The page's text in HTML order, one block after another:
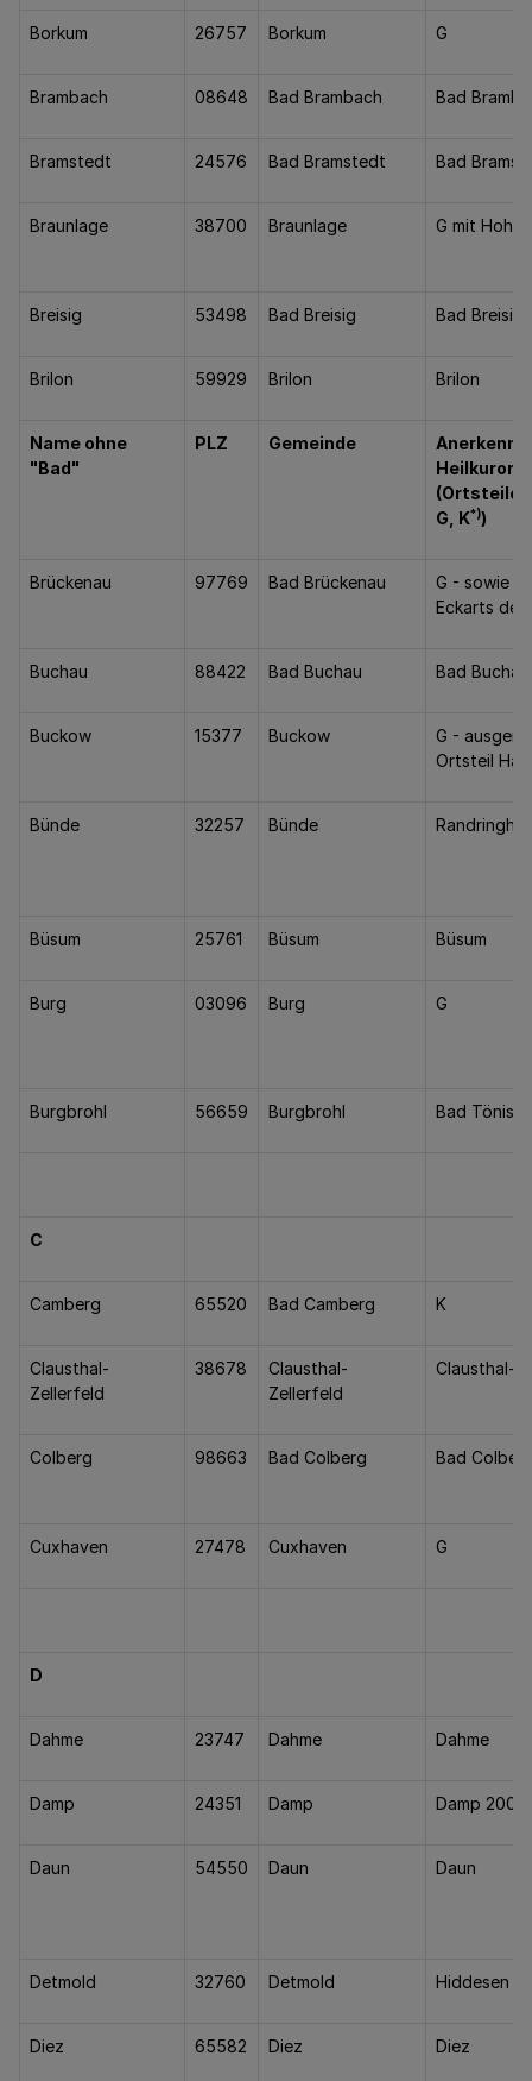
Borkum 26757 Borkum G
Brambach 08648 Bad Brambach Bad
Bramstedt 24576 Bad Bramstedt Bad
Braunlage 38700 Braunlage G mit
Breisig 53498 Bad Breisig Bad Breisig
Brilon 59929 Brilon Brilon
Name ohne
"Bad"
PLZ Gemeinde
Heilkurort
(Ortsteile,
G, K*))
Brückenau 97769 Bad Brückenau
G - sowie
Eckarts
Buchau 88422 Bad Buchau Bad Buchau
Buckow 15377 Buckow
G -
Ortsteil
Bünde 32257 Bünde
Büsum 25761 Büsum Büsum
Burg 03096 Burg G
Burgbrohl 56659 Burgbrohl Bad
C
Camberg 65520 Bad Camberg K
Clausthal-
Zellerfeld
38678
Clausthal-
Zellerfeld
Clausthal-
Colberg 98663 Bad Colberg Bad
Cuxhaven 27478 Cuxhaven G
D
Dahme 23747 Dahme Dahme
Damp 24351 Damp Damp 2000
Daun 54550 Daun Daun
Detmold 32760 Detmold Hiddesen
Diez 65582 Diez Diez